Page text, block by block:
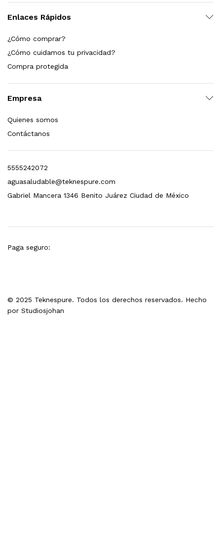
Enlaces Rápidos
¿Cómo comprar?
¿Cómo cuidamos tu privacidad?
Compra protegida
Empresa
Quienes somos
Contáctanos
5555242072
aguasaludable@teknespure.com
Gabriel Mancera 1346 Benito Juárez Ciudad de México
© 2025 Teknespure. Todos los derechos reservados. Hecho
por Studiosjohan
Paga seguro: